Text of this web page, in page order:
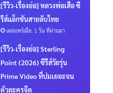
[รีวิว-เรื่องย่อ] หลวงพ่อเสือ ซี
รีส์แอ็กชันสายลับไทย
เผยแพร่เมื่อ: 1 วัน ที่ผ่านมา
[รีวิว-เรื่องย่อ] Sterling
Point (2026) ซีรีส์วัยรุ่น
Prime Video ที่ปมเยอะจน
ตัวละครจืด